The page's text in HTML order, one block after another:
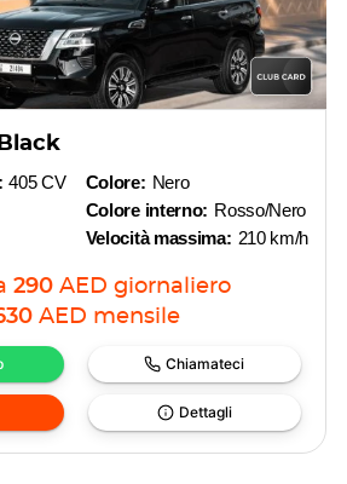
405 CV
Colore: Nero
Colore interno: Rosso/Nero
Velocità massima: 210 km/h
290 AED giornaliero
AED mensile
Chiamateci
Dettagli